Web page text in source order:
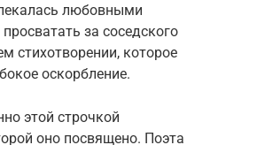
любовными
за соседского
стихотворении, которое
оскорбление.
этой строчкой
оно посвящено. Поэта